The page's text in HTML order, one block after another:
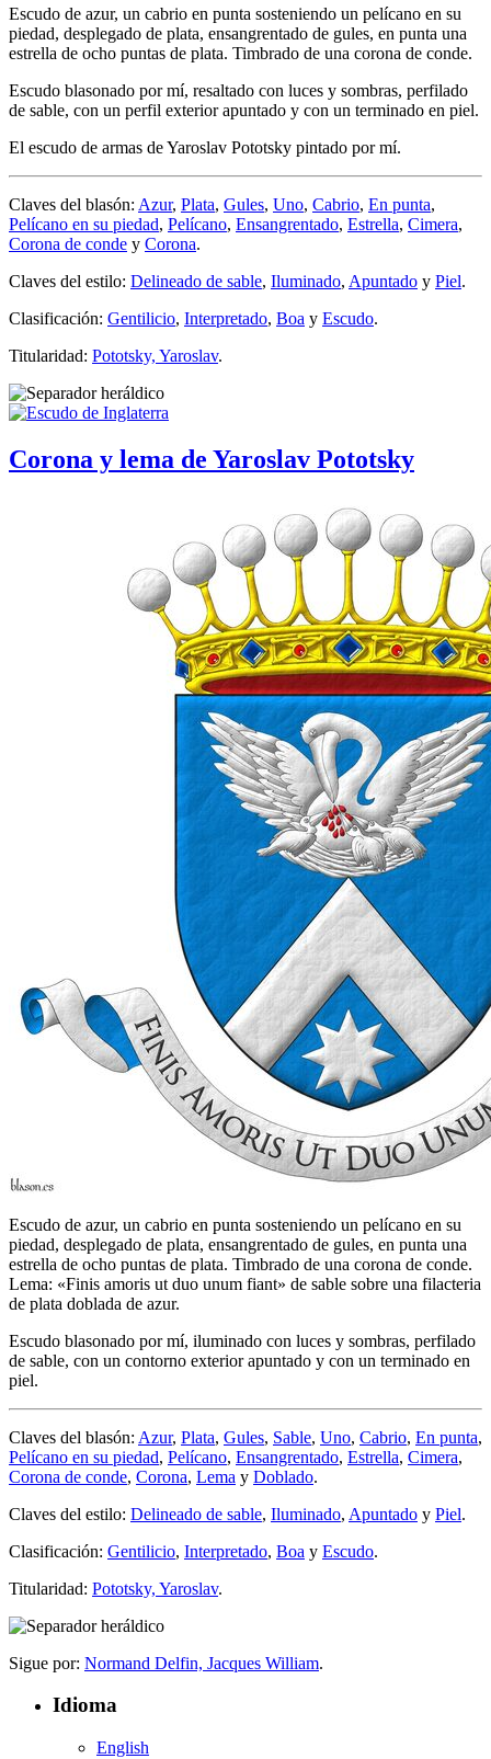
Escudo de azur, un cabrio en punta sosteniendo un pelícano en su
piedad, desplegado de plata, ensangrentado de gules, en punta una
estrella de ocho puntas de plata. Timbrado de una corona de conde.
Escudo blasonado por mí, resaltado con luces y sombras, perfilado
de sable, con un perfil exterior apuntado y con un terminado en piel.
El escudo de armas de Yaroslav Pototsky pintado por mí.
Claves del blasón: Azur, Plata, Gules, Uno, Cabrio, En punta,
Pelícano en su piedad, Pelícano, Ensangrentado, Estrella, Cimera,
Corona de conde y Corona.
Claves del estilo: Delineado de sable, Iluminado, Apuntado y Piel.
Clasificación: Gentilicio, Interpretado, Boa y Escudo.
Titularidad: Pototsky, Yaroslav.
Corona y lema de Yaroslav Pototsky
Escudo de azur, un cabrio en punta sosteniendo un pelícano en su
piedad, desplegado de plata, ensangrentado de gules, en punta una
estrella de ocho puntas de plata. Timbrado de una corona de conde.
Lema: «Finis amoris ut duo unum fiant» de sable sobre una filacteria
de plata doblada de azur.
Escudo blasonado por mí, iluminado con luces y sombras, perfilado
de sable, con un contorno exterior apuntado y con un terminado en
piel.
Claves del blasón: Azur, Plata, Gules, Sable, Uno, Cabrio, En punta,
Pelícano en su piedad, Pelícano, Ensangrentado, Estrella, Cimera,
Corona de conde, Corona, Lema y Doblado.
Claves del estilo: Delineado de sable, Iluminado, Apuntado y Piel.
Clasificación: Gentilicio, Interpretado, Boa y Escudo.
Titularidad: Pototsky, Yaroslav.
Sigue por: Normand Delfin, Jacques William.
Idioma
English